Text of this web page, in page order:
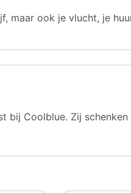
maar ook je vlucht, je
Coolblue. Zij schenken